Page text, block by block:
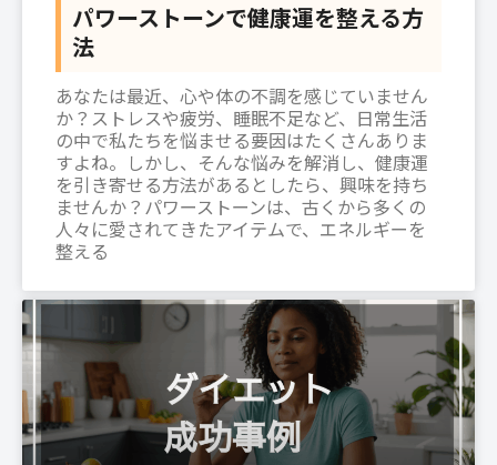
パワーストーンで健康運を整える方
法
あなたは最近、心や体の不調を感じていません
か？ストレスや疲労、睡眠不足など、日常生活
の中で私たちを悩ませる要因はたくさんありま
すよね。しかし、そんな悩みを解消し、健康運
を引き寄せる方法があるとしたら、興味を持ち
ませんか？パワーストーンは、古くから多くの
人々に愛されてきたアイテムで、エネルギーを
整える